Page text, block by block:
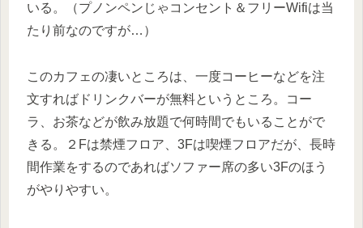
いる。（プノンペンじゃコンセント＆フリーWifiは当
たり前なのですが…）
このカフェの凄いところは、一度コーヒーなどを注
文すればドリンクバーが無料というところ。コー
ラ、お茶などが飲み放題で何時間でもいることがで
きる。２Fは禁煙フロア、3Fは喫煙フロアだが、長時
間作業をするのであればソファー席の多い3Fのほう
がやりやすい。